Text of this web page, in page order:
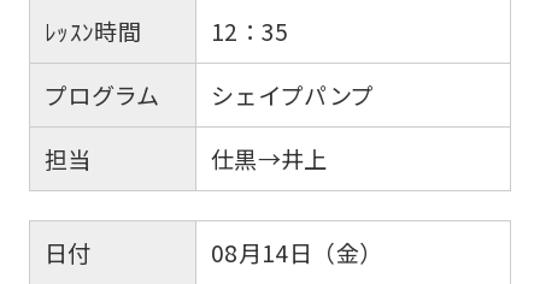
ﾚｯｽﾝ時間
12：35
プログラム
シェイプパンプ
担当
仕黒→井上
日付
08月14日（金）